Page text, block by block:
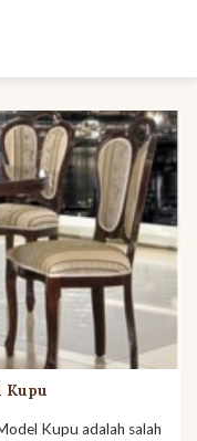
Kupu
Kupu adalah salah